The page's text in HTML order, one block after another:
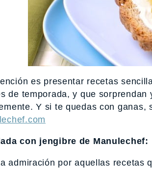
es presentar recetas
de temporada, y que
Y si te quedas con
con jengibre de Manulechef:
admiración por aquellas recetas